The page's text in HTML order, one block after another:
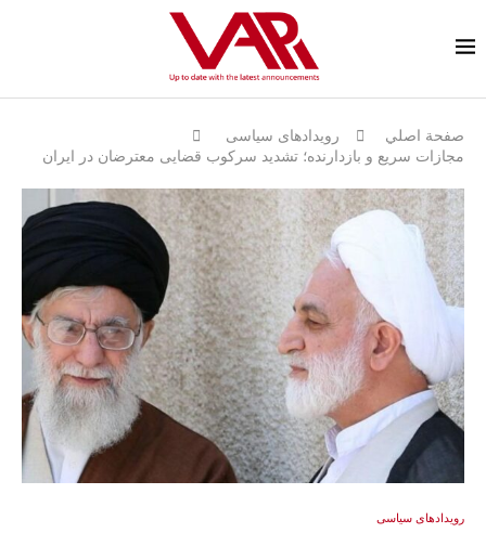
صفحة اصلي
رویدادهای سیاسی
مجازات سریع و بازدارنده؛ تشدید سرکوب قضایی معترضان در ایران
رویدادهای سیاسی